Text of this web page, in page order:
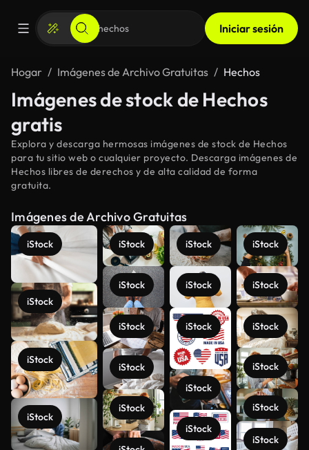
Iniciar sesión
Hogar Imágenes de Archivo Gratuitas Hechos
Imágenes de stock de Hechos
gratis
Explora y descarga hermosas imágenes de stock de Hechos
para tu sitio web o cualquier proyecto. Descarga imágenes de
Hechos libres de derechos y de alta calidad de forma
gratuita.
Imágenes de Archivo Gratuitas
iStock
iStock
iStock
iStock
iStock
iStock
iStock
iStock
iStock
iStock
iStock
iStock
iStock
iStock
iStock
iStock
iStock
iStock
iStock
iStock